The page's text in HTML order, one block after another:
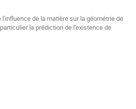
de la matière sur la géométrie de
la prédiction de l'existence de